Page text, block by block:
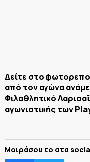
Δείτε στο
από τον αγώνα
Φιλαθλητικό
αγωνιστικής των
Μοιράσου το στα